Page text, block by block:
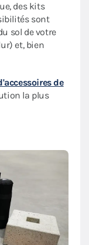
des kits
sont
sol de votre
et, bien
de
la plus